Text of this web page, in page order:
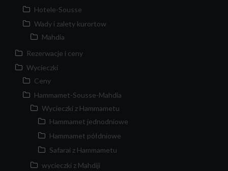
Hotele-Sousse
Wady i zalety kurortow
Mahdia
Rezerwacje i ceny
Wycieczki
Ceny
Hammamet-Sousse-Mahdia
Wycieczki z Hammametu
Hammamet jednodniowe
Hammamet półdniowe
Safarai z Hammametu
wycieczki z Mahdiji